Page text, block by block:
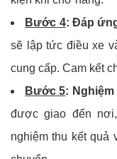
Bước 4: Đáp
sẽ lập tức điều xe
cung cấp. Cam kết
Bước 5:
được giao đến
nghiệm thu kết quả